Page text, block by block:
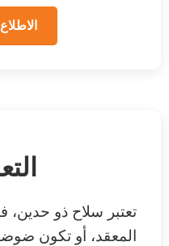
تعتبر سلاح ذو حدين،
المعقد، أو تكون